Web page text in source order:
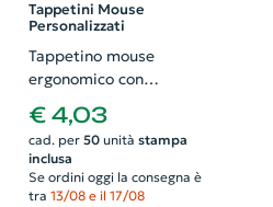
Tappetini Mouse
Personalizzati
Tappetino mouse
ergonomico con
poggiapolso in EVA
200x235mm
€ 4,03
cad. per 50unità stampa
inclusa
Se ordini oggi la consegna è
tra 13/08 e il 17/08